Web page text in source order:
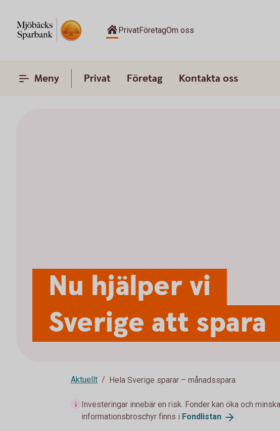
PrivatFöretagOm oss
Meny Privat Företag Kontakta oss
Nu hjälper vi
Sverige att spara
Aktuellt Hela Sverige sparar – månadsspara
Investeringar innebär en risk. Fonder kan öka och
informationsbroschyr finns i Fondlistan .